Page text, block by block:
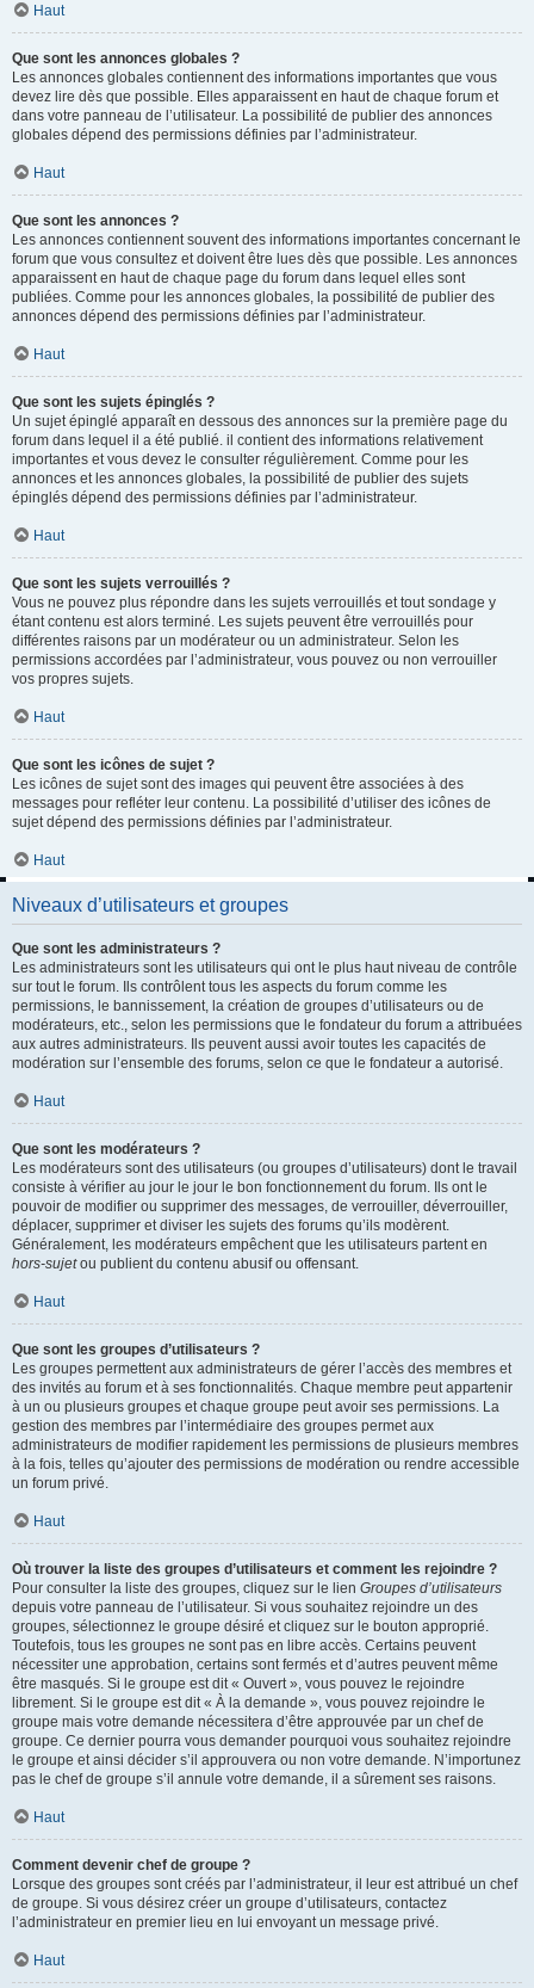
Haut
Que sont les annonces globales ?
Les annonces globales contiennent des informations importantes que vous
devez lire dès que possible. Elles apparaissent en haut de chaque forum et
dans votre panneau de l’utilisateur. La possibilité de publier des annonces
globales dépend des permissions définies par l’administrateur.
Haut
Que sont les annonces ?
Les annonces contiennent souvent des informations importantes concernant le
forum que vous consultez et doivent être lues dès que possible. Les annonces
apparaissent en haut de chaque page du forum dans lequel elles sont
publiées. Comme pour les annonces globales, la possibilité de publier des
annonces dépend des permissions définies par l’administrateur.
Haut
Que sont les sujets épinglés ?
Un sujet épinglé apparaît en dessous des annonces sur la première page du
forum dans lequel il a été publié. il contient des informations relativement
importantes et vous devez le consulter régulièrement. Comme pour les
annonces et les annonces globales, la possibilité de publier des sujets
épinglés dépend des permissions définies par l’administrateur.
Haut
Que sont les sujets verrouillés ?
Vous ne pouvez plus répondre dans les sujets verrouillés et tout sondage y
étant contenu est alors terminé. Les sujets peuvent être verrouillés pour
différentes raisons par un modérateur ou un administrateur. Selon les
permissions accordées par l’administrateur, vous pouvez ou non verrouiller
vos propres sujets.
Haut
Que sont les icônes de sujet ?
Les icônes de sujet sont des images qui peuvent être associées à des
messages pour refléter leur contenu. La possibilité d’utiliser des icônes de
sujet dépend des permissions définies par l’administrateur.
Haut
Niveaux d’utilisateurs et groupes
Que sont les administrateurs ?
Les administrateurs sont les utilisateurs qui ont le plus haut niveau de contrôle
sur tout le forum. Ils contrôlent tous les aspects du forum comme les
permissions, le bannissement, la création de groupes d’utilisateurs ou de
modérateurs, etc., selon les permissions que le fondateur du forum a attribuées
aux autres administrateurs. Ils peuvent aussi avoir toutes les capacités de
modération sur l’ensemble des forums, selon ce que le fondateur a autorisé.
Haut
Que sont les modérateurs ?
Les modérateurs sont des utilisateurs (ou groupes d’utilisateurs) dont le travail
consiste à vérifier au jour le jour le bon fonctionnement du forum. Ils ont le
pouvoir de modifier ou supprimer des messages, de verrouiller, déverrouiller,
déplacer, supprimer et diviser les sujets des forums qu’ils modèrent.
Généralement, les modérateurs empêchent que les utilisateurs partent en
hors-sujetou publient du contenu abusif ou offensant.
Haut
Que sont les groupes d’utilisateurs ?
Les groupes permettent aux administrateurs de gérer l’accès des membres et
des invités au forum et à ses fonctionnalités. Chaque membre peut appartenir
à un ou plusieurs groupes et chaque groupe peut avoir ses permissions. La
gestion des membres par l’intermédiaire des groupes permet aux
administrateurs de modifier rapidement les permissions de plusieurs membres
à la fois, telles qu’ajouter des permissions de modération ou rendre accessible
un forum privé.
Haut
Où trouver la liste des groupes d’utilisateurs et comment les rejoindre ?
Pour consulter la liste des groupes, cliquez sur le lien Groupes d’utilisateurs
depuis votre panneau de l’utilisateur. Si vous souhaitez rejoindre un des
groupes, sélectionnez le groupe désiré et cliquez sur le bouton approprié.
Toutefois, tous les groupes ne sont pas en libre accès. Certains peuvent
nécessiter une approbation, certains sont fermés et d’autres peuvent même
être masqués. Si le groupe est dit « Ouvert », vous pouvez le rejoindre
librement. Si le groupe est dit « À la demande », vous pouvez rejoindre le
groupe mais votre demande nécessitera d’être approuvée par un chef de
groupe. Ce dernier pourra vous demander pourquoi vous souhaitez rejoindre
le groupe et ainsi décider s’il approuvera ou non votre demande. N’importunez
pas le chef de groupe s’il annule votre demande, il a sûrement ses raisons.
Haut
Comment devenir chef de groupe ?
Lorsque des groupes sont créés par l’administrateur, il leur est attribué un chef
de groupe. Si vous désirez créer un groupe d’utilisateurs, contactez
l’administrateur en premier lieu en lui envoyant un message privé.
Haut